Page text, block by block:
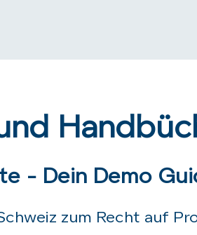
- Dein Demo
zum Recht auf